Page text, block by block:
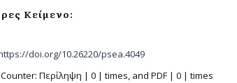
Κείμενο:
doi.org/10.26220/psea.4049
Περίληψη | 0 | times, and PDF | 0 | times